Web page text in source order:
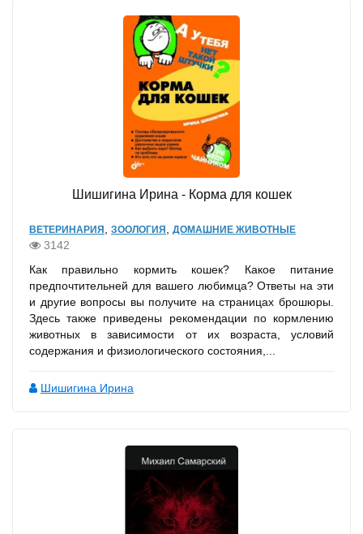
Шишигина Ирина - Корма для кошек
ВЕТЕРИНАРИЯ ЗООЛОГИЯ ДОМАШНИЕ ЖИВОТНЫЕ
3142
Как правильно кормить кошек? Какое питание
предпочтительней для вашего любимца? Ответы на эти
и другие вопросы вы получите на страницах брошюры.
Здесь также приведены рекомендации по кормлению
животных в зависимости от их возраста, условий
содержания и физиологического состояния,...
Шишигина Ирина